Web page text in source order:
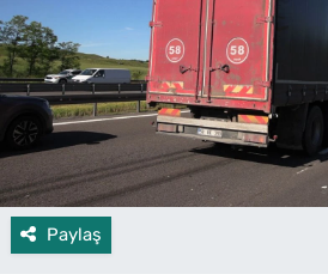
Paylaş